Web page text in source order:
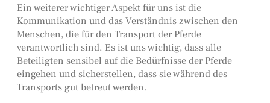
Ein weiterer wichtiger Aspekt für uns ist die
Kommunikation und das Verständnis zwischen den
Menschen, die für den Transport der Pferde
verantwortlich sind. Es ist uns wichtig, dass alle
Beteiligten sensibel auf die Bedürfnisse der Pferde
eingehen und sicherstellen, dass sie während des
Transports gut betreut werden.